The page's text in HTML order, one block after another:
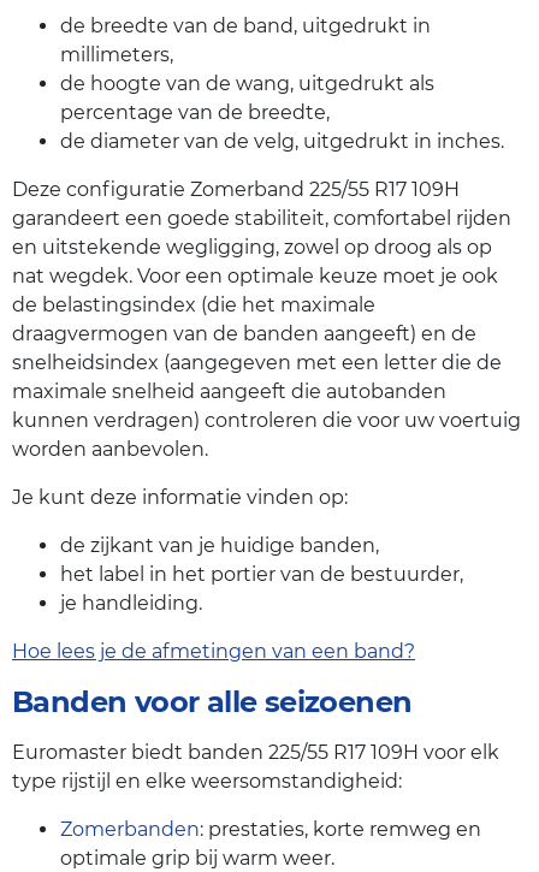
de breedte van de band, uitgedrukt in
millimeters,
de hoogte van de wang, uitgedrukt als
percentage van de breedte,
de diameter van de velg, uitgedrukt in inches.
Deze configuratie Zomerband 225/55 R17 109H
garandeert een goede stabiliteit, comfortabel rijden
en uitstekende wegligging, zowel op droog als op
nat wegdek. Voor een optimale keuze moet je ook
de belastingsindex (die het maximale
draagvermogen van de banden aangeeft) en de
snelheidsindex (aangegeven met een letter die de
maximale snelheid aangeeft die autobanden
kunnen verdragen) controleren die voor uw voertuig
worden aanbevolen.
Je kunt deze informatie vinden op:
de zijkant van je huidige banden,
het label in het portier van de bestuurder,
je handleiding.
Hoe lees je de afmetingen van een band?
Banden voor alle seizoenen
Euromaster biedt banden 225/55 R17 109H voor elk
type rijstijl en elke weersomstandigheid:
Zomerbanden: prestaties, korte remweg en
optimale grip bij warm weer.